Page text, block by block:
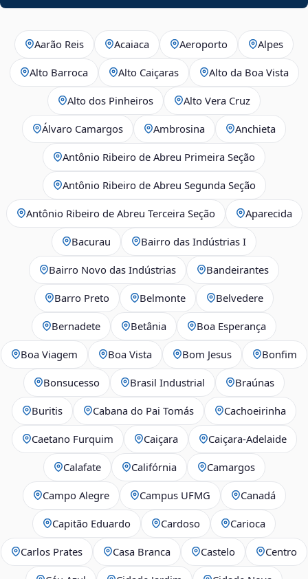
Aarão Reis Acaiaca Aeroporto Alpes
Alto Barroca Alto Caiçaras Alto da Boa Vista
Alto dos Pinheiros Alto Vera Cruz
Álvaro Camargos Ambrosina Anchieta
Antônio Ribeiro de Abreu Primeira Seção
Antônio Ribeiro de Abreu Segunda Seção
Antônio Ribeiro de Abreu Terceira Seção Aparecida
Bacurau Bairro das Indústrias I
Bairro Novo das Indústrias Bandeirantes
Barro Preto Belmonte Belvedere
Bernadete Betânia Boa Esperança
Boa Viagem Boa Vista Bom Jesus Bonfim
Bonsucesso Brasil Industrial Braúnas
Buritis Cabana do Pai Tomás Cachoeirinha
Caetano Furquim Caiçara Caiçara-Adelaide
Calafate Califórnia Camargos
Campo Alegre Campus UFMG Canadá
Capitão Eduardo Cardoso Carioca
Carlos Prates Casa Branca Castelo Centro